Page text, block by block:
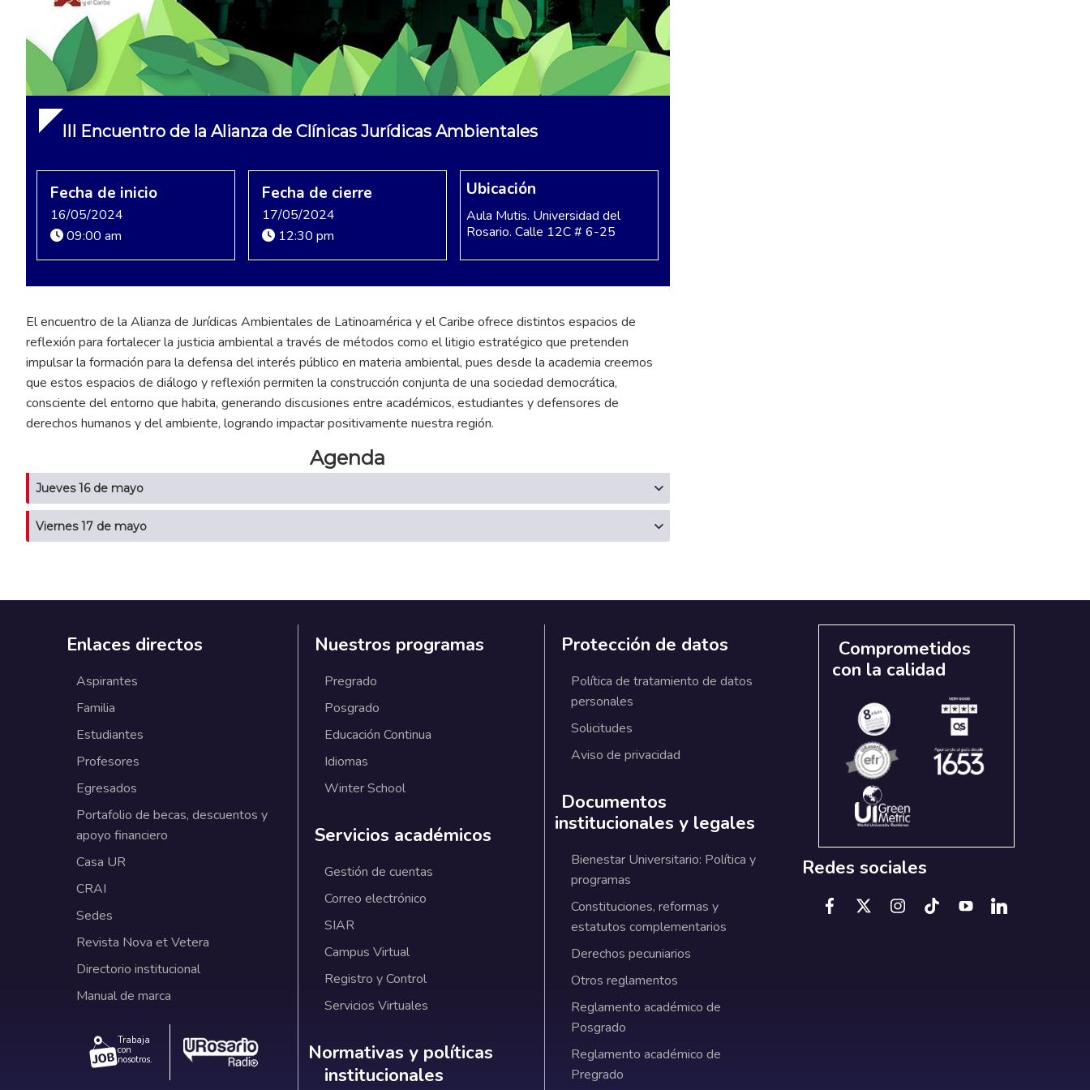
III Encuentro de la Alianza de Clínicas Jurídicas Ambientales
Fecha de inicio
16/05/2024
09:00 am
Fecha de cierre
17/05/2024
12:30 pm
Ubicación
Aula Mutis. Universidad del
Rosario. Calle 12C # 6-25
El encuentro de la Alianza de Jurídicas Ambientales de Latinoamérica y el Caribe ofrece distintos espacios de
reflexión para fortalecer la justicia ambiental a través de métodos como el litigio estratégico que pretenden
impulsar la formación para la defensa del interés público en materia ambiental, pues desde la academia creemos
que estos espacios de diálogo y reflexión permiten la construcción conjunta de una sociedad democrática,
consciente del entorno que habita, generando discusiones entre académicos, estudiantes y defensores de
derechos humanos y del ambiente, logrando impactar positivamente nuestra región.
Agenda
Jueves 16 de mayo
Viernes 17 de mayo
Enlaces directos
Aspirantes
Familia
Estudiantes
Profesores
Egresados
Portafolio de becas, descuentos y
apoyo financiero
Casa UR
CRAI
Sedes
Revista Nova et Vetera
Directorio institucional
Manual de marca
Trabaja
con
nosotros.
Nuestros programas
Pregrado
Posgrado
Educación Continua
Idiomas
Winter School
Servicios académicos
Gestión de cuentas
Correo electrónico
SIAR
Campus Virtual
Registro y Control
Servicios Virtuales
Normativas y políticas institucionales
Normativas y políticas
institucionales
Protección de datos
Política de tratamiento de datos
personales
Solicitudes
Aviso de privacidad
Documentos
institucionales y legales
Bienestar Universitario: Política y
programas
Constituciones, reformas y
estatutos complementarios
Derechos pecuniarios
Otros reglamentos
Reglamento académico de
Posgrado
Reglamento académico de
Pregrado
Comprometidos
con la calidad
Redes sociales